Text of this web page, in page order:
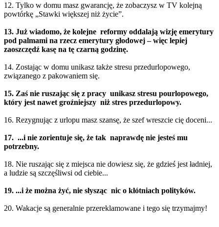
12. Tylko w domu masz gwarancję, że zobaczysz w TV kolejną
powtórkę „Stawki większej niż życie”.
13. Już wiadomo, że kolejne reformy oddalają wizję emerytury
pod palmami na rzecz emerytury głodowej – więc lepiej
zaoszczędź kasę na tę czarną godzinę.
14. Zostając w domu unikasz także stresu przedurlopowego,
związanego z pakowaniem się.
15. Zaś nie ruszając się z pracy unikasz stresu pourlopowego,
który jest nawet groźniejszy niż stres przedurlopowy.
16. Rezygnując z urlopu masz szansę, że szef wreszcie cię doceni...
17. ...i nie zorientuje się, że tak naprawdę nie jesteś mu
potrzebny.
18. Nie ruszając się z miejsca nie dowiesz się, że gdzieś jest ładniej,
a ludzie są szczęśliwsi od ciebie...
19. ...i że można żyć, nie słysząc nic o kłótniach polityków.
20. Wakacje są generalnie przereklamowane i tego się trzymajmy!